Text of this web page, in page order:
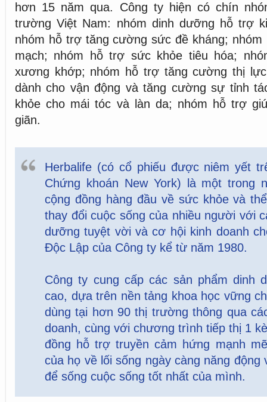
hơn 15 năm qua. Công ty hiện có chín
trường Việt Nam: nhóm dinh dưỡng hỗ trợ
nhóm hỗ trợ tăng cường sức đề kháng;
mạch; nhóm hỗ trợ sức khỏe tiêu hóa;
xương khớp; nhóm hỗ trợ tăng cường thị
dành cho vận động và tăng cường sự tỉnh
khỏe cho mái tóc và làn da; nhóm hỗ trợ
giãn.
Herbalife (có cổ phiếu được niêm yết
Chứng khoán New York) là một trong
cộng đồng hàng đầu về sức khỏe và
thay đổi cuộc sống của nhiều người với
dưỡng tuyệt vời và cơ hội kinh doanh
Độc Lập của Công ty kể từ năm 1980.
Công ty cung cấp các sản phẩm dinh
cao, dựa trên nền tảng khoa học vững
dùng tại hơn 90 thị trường thông qua
doanh, cùng với chương trình tiếp thị 1
đồng hỗ trợ truyền cảm hứng mạnh
của họ về lối sống ngày càng năng động
để sống cuộc sống tốt nhất của mình.